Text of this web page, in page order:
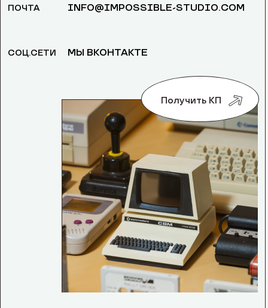
ПОЧТА
СОЦ.СЕТИ
INFO@IMPOSSIBLE-STUDIO.COM
МЫ ВКОНТАКТЕ
Получить КП